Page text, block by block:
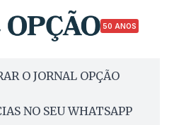
50 ANOS
O JORNAL OPÇÃO
NO SEU WHATSAPP